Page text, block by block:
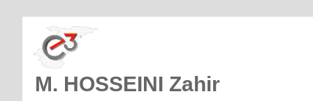
M. HOSSEINI Zahir